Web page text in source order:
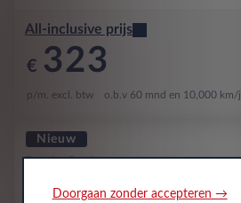
All-inclusive prijs
€ 323
p/m. excl. btw o.b.v 60 mnd en 10,000 km/j
Nieuw
Dacia Spring
Expression electric 70
Doorgaan zonder accepteren →